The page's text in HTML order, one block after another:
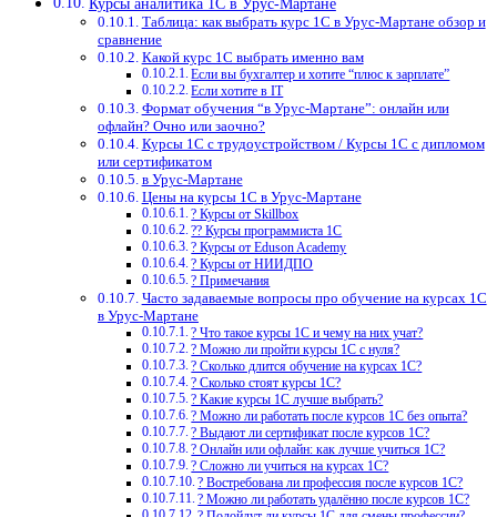
Курсы аналитика 1С в Урус-Мартане
Таблица: как выбрать курс 1С в Урус-Мартане обзор и
сравнение
Какой курс 1С выбрать именно вам
Если вы бухгалтер и хотите “плюс к зарплате”
Если хотите в IT
Формат обучения “в Урус-Мартане”: онлайн или
офлайн? Очно или заочно?
Курсы 1С с трудоустройством / Курсы 1С с дипломом
или сертификатом
в Урус-Мартане
Цены на курсы 1С в Урус-Мартане
? Курсы от Skillbox
?‍? Курсы программиста 1С
? Курсы от Eduson Academy
? Курсы от НИИДПО
? Примечания
Часто задаваемые вопросы про обучение на курсах 1С
в Урус-Мартане
? Что такое курсы 1С и чему на них учат?
? Можно ли пройти курсы 1С с нуля?
? Сколько длится обучение на курсах 1С?
? Сколько стоят курсы 1С?
? Какие курсы 1С лучше выбрать?
? Можно ли работать после курсов 1С без опыта?
? Выдают ли сертификат после курсов 1С?
? Онлайн или офлайн: как лучше учиться 1С?
? Сложно ли учиться на курсах 1С?
? Востребована ли профессия после курсов 1С?
? Можно ли работать удалённо после курсов 1С?